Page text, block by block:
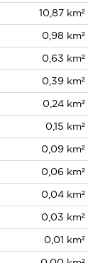
10,87 km²
0,98 km²
0,63 km²
0,39 km²
0,24 km²
0,15 km²
0,09 km²
0,06 km²
0,04 km²
0,03 km²
0,01 km²